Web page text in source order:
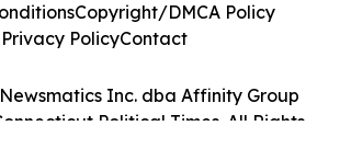
Inc. dba Affinity Group
Political Times. All Rights
Copyright/DMCA Policy
Privacy PolicyContact